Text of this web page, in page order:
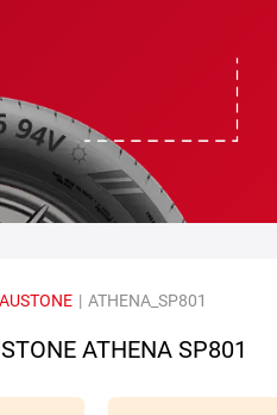
AUSTONE | ATHENA_SP801
ATHENA SP801